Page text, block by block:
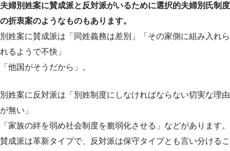
夫婦別姓案に賛成派と反対派がいるために選択的夫婦別氏制度
の折衷案のようなものもあります。
別姓案に賛成派は「同姓義務は差別」「その家側に組み入れら
れるようで不快」
「他国がそうだから」。
別姓案に反対派は「別姓制度にしなければならない切実な理由
が無い」
「家族の絆を弱め社会制度を脆弱化させる」などがあります。
賛成派は革新タイプで、反対派は保守タイプとも言い分けるこ